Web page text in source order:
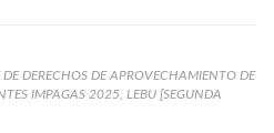
DE DERECHOS DE APROVECHAMIENTO DE
IMPAGAS 2025, LEBU [SEGUNDA